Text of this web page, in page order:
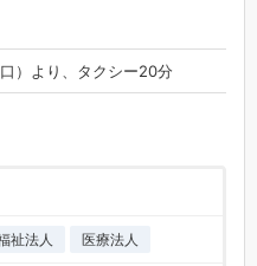
）より、タクシー20分
祉法人 医療法人